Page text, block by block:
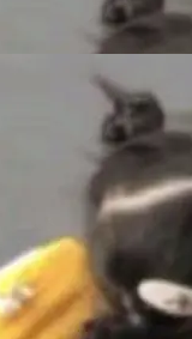
后
。
T
贝
将
组
一
的
术
，
已
模
AI
人工
在
、